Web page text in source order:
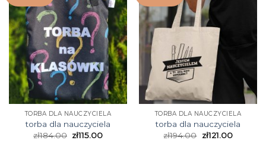
TORBA DLA NAUCZYCIELA
torba dla nauczyciela
zł184.00 zł115.00
TORBA DLA NAUCZYCIELA
torba dla nauczyciela
zł194.00 zł121.00